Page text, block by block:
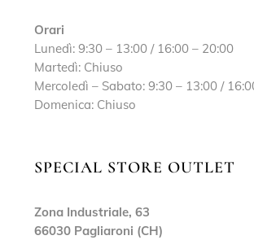
Orari
Lunedì: 9:30 – 13:00 / 16:00 – 20:00
Martedì: Chiuso
Mercoledì – Sabato: 9:30 – 13:00 /
Domenica: Chiuso
SPECIAL STORE OUTLET
Zona Industriale, 63
66030 Pagliaroni (CH)